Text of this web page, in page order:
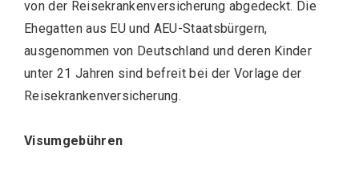
von der Reisekrankenversicherung abgedeckt. Die
Ehegatten aus EU und AEU-Staatsbürgern,
ausgenommen von Deutschland und deren Kinder
unter 21 Jahren sind befreit bei der Vorlage der
Reisekrankenversicherung.
Visumgebühren